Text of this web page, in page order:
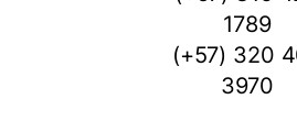
1789
(+57) 320
3970